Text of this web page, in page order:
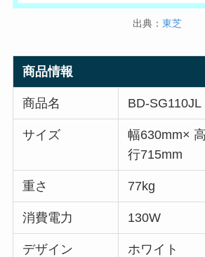
出典： 東芝
商品情報
商品名 BD-SG110JL
サイズ
幅630mm×
行715mm
重さ 77kg
消費電力 130W
デザイン
ホワイト